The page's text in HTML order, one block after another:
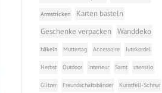
Armstricken
Karten basteln
Geschenke verpacken
Wanddeko
häkeln Muttertag Accessoire Jutekordel
Herbst Outdoor Interieur Samt utensilo
Glitzer Freundschaftsbänder Kunstfell-Schnur